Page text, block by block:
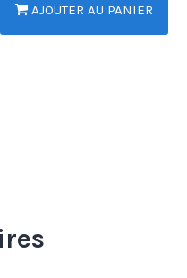
AJOUTER AU PANIER